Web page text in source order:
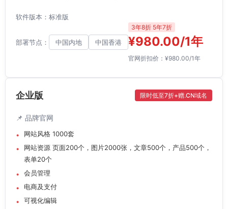
软件版本：标准版
部署节点： 中国内地 中国香港
3年8折 5年7折
¥980.00/1年
官网折扣价：¥980.00/1年
企业版 限时低至7折+赠.CN域名
📌 品牌官网
网站风格 1000套
网站资源 页面200个，图片2000张，文章500个，产品500个，
表单20个
会员管理
电商及支付
可视化编辑